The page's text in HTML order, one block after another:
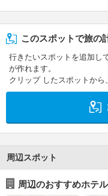
このスポットで旅の
行きたいスポットを追加し
が作れます。
クリップ したスポットから
周辺スポット
周辺のおすすめホテル